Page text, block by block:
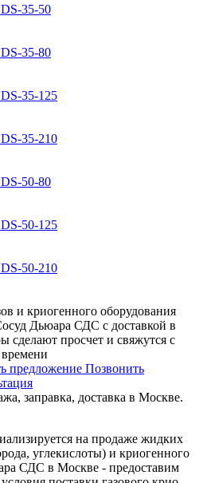
35-50
35-80
35-125
35-210
50-80
50-125
50-210
и криогенного оборудования
Дьюара СДС с доставкой в
просчет и свяжутся с
предложение Позвонить
заправка, доставка в Москве.
на продаже жидких
углекислоты) и криогенного
СДС в Москве - предоставим